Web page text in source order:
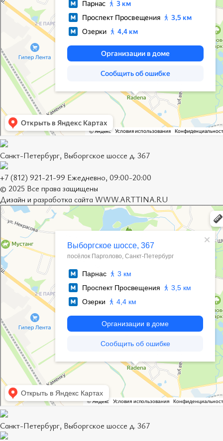
Санкт-Петербург, Выборгское шоссе д. 367
+7 (812) 921-21-99 Ежедневно, 09:00-20:00
© 2025 Все права защищены
Дизайн и разработка сайта WWW.ARTTINA.RU
Санкт-Петербург, Выборгское шоссе д. 367